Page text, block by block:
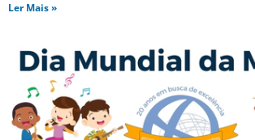
Ler Mais »